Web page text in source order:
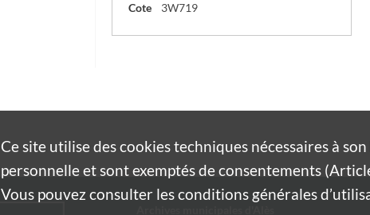
Cote 3W719
Ce site utilise descookiestechniques nécessaires à
personnelle et sont exemptés de consentements
Vous pouvez consulter les conditions générales